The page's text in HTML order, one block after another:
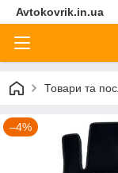
Avtokovrik.in.ua
Товари та
–4%